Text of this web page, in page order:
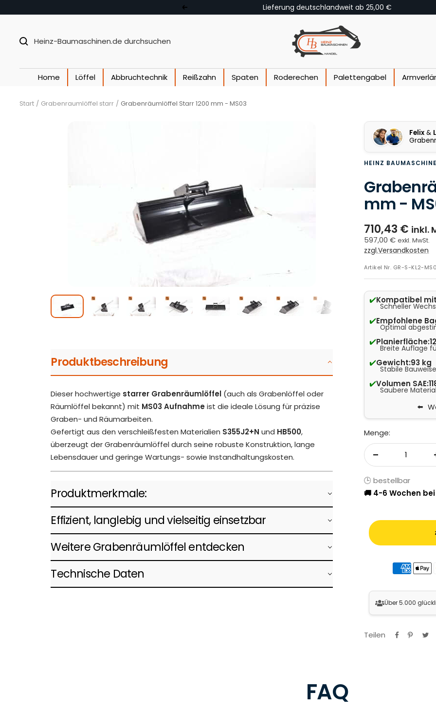
Zurück Fachberatung +49(0)173/8014073
Heinz Baumaschinen
Home Löffel Abbruchtechnik Reißzahn Spaten Roderechen Palettengabel
Start Grabenraumlöffel starr Grabenräumlöffel Starr 1200 mm - MS03
Produktbeschreibung
Dieser hochwertige starrer Grabenräumlöffel (auch als Grabenlöffel oder
Räumlöffel bekannt) mit MS03 Aufnahmeist die ideale Lösung für präzise
Graben- und Räumarbeiten.
Gefertigt aus den verschleißfesten Materialien S355J2+N und HB500,
überzeugt der Grabenräumlöffel durch seine robuste Konstruktion, lange
Lebensdauer und geringe Wartungs- sowie Instandhaltungskosten.
Produktmerkmale:
Effizient, langlebig und vielseitig einsetzbar
Weitere Grabenräumlöffel entdecken
Technische Daten
Felix &
HEINZ
mm -
710,43 € inkl.
597,00 € exkl. MwSt.
zzgl.Versandkosten
Artikel Nr. GR-S-KL2-
✔️Kompatibel
Schneller
✔️Empfohlene
Optimal
✔️Planierfläche:
Breite Auflage
✔️Gewicht:93 kg
Stabile
✔️Volumen SAE:
Saubere
Menge:
Menge
🕒 bestellbar
🚚 4-6 Wochen
Über 5.000
Teilen
FAQ